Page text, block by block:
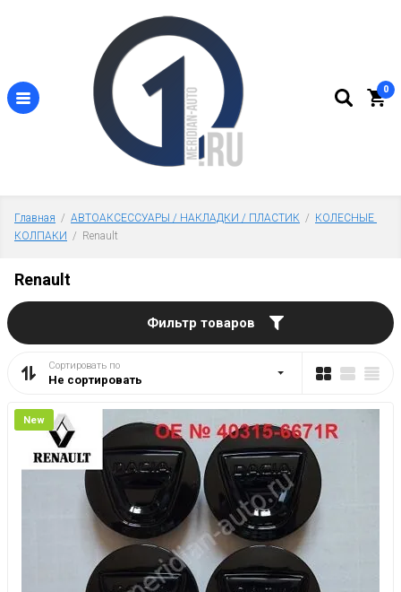
0
Главная
  /
АВТОАКСЕССУАРЫ / НАКЛАДКИ / ПЛАСТИК
  /
КОЛЕСНЫЕ
КОЛПАКИ
  /  Renault
Renault
Фильтр товаров
Сортировать по
Не сортировать
New